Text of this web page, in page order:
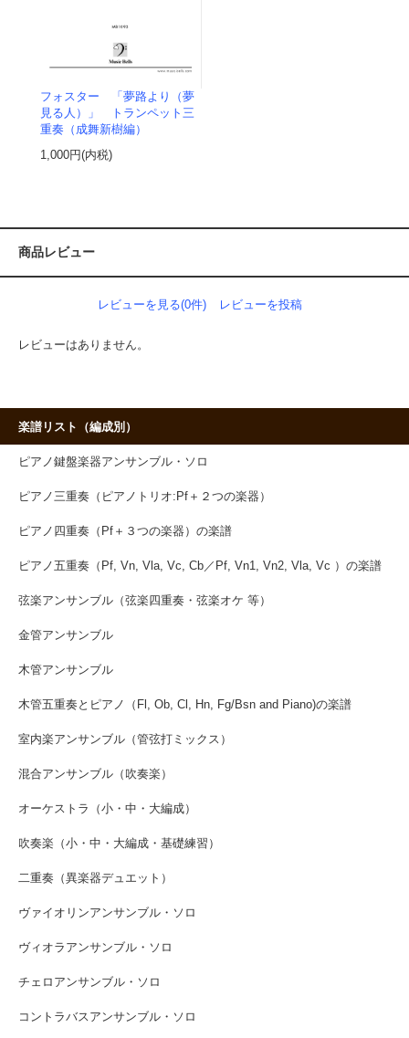
フォスター 「夢路より（夢
見る人）」 トランペット三
重奏（成舞新樹編）
1,000円(内税)
商品レビュー
レビューを見る(0件) レビューを投稿
レビューはありません。
楽譜リスト（編成別）
ピアノ鍵盤楽器アンサンブル・ソロ
ピアノ三重奏（ピアノトリオ:Pf＋２つの楽器）
ピアノ四重奏（Pf＋３つの楽器）の楽譜
ピアノ五重奏（Pf, Vn, Vla, Vc, Cb／Pf, Vn1, Vn2, Vla, Vc ）の楽譜
弦楽アンサンブル（弦楽四重奏・弦楽オケ 等）
金管アンサンブル
木管アンサンブル
木管五重奏とピアノ（Fl, Ob, Cl, Hn, Fg/Bsn and Piano)の楽譜
室内楽アンサンブル（管弦打ミックス）
混合アンサンブル（吹奏楽）
オーケストラ（小・中・大編成）
吹奏楽（小・中・大編成・基礎練習）
二重奏（異楽器デュエット）
ヴァイオリンアンサンブル・ソロ
ヴィオラアンサンブル・ソロ
チェロアンサンブル・ソロ
コントラバスアンサンブル・ソロ